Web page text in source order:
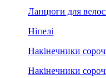
Ланцюги для
Ніпелі
Накінечники
Накінечники